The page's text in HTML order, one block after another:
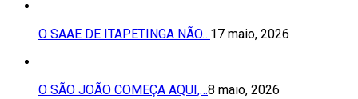
O SAAE DE ITAPETINGA NÃO…17 maio, 2026
O SÃO JOÃO COMEÇA AQUI,…8 maio, 2026